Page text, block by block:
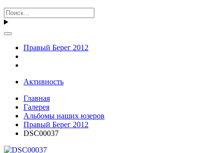
Правый Берег 2012
Активность
Главная
Галерея
Альбомы наших юзеров
Правый Берег 2012
DSC00037